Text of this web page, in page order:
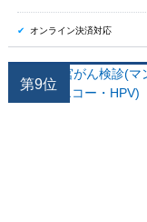
オンライン決済対応
第9位